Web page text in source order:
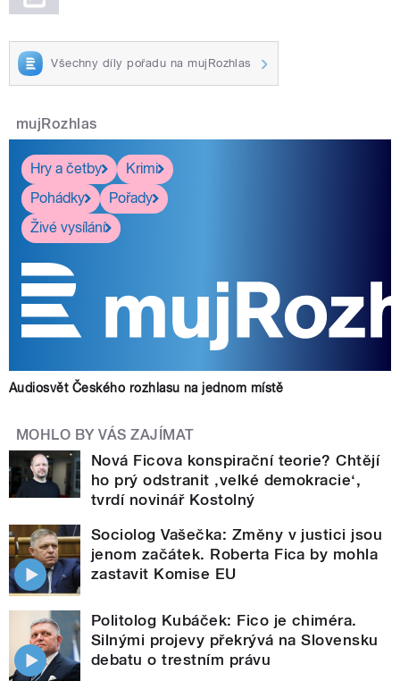
Všechny díly pořadu na mujRozhlas
mujRozhlas
Hry a četby
Krimi
Pohádky
Pořady
Živé vysílání
Audiosvět Českého rozhlasu na jednom místě
MOHLO BY VÁS ZAJÍMAT
Nová Ficova konspirační teorie? Chtějí
ho prý odstranit ‚velké demokracie‘,
tvrdí novinář Kostolný
Sociolog Vašečka: Změny v justici jsou
jenom začátek. Roberta Fica by mohla
zastavit Komise EU
Politolog Kubáček: Fico je chiméra.
Silnými projevy překrývá na Slovensku
debatu o trestním právu